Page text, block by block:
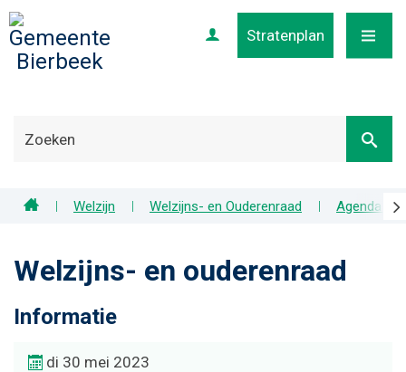
Stratenplan
Profiel
MENU
HomeWelzijn Welzijns- en Ouderenraad Agenda en
Welzijns- en ouderenraad
Informatie
di 30 mei 2023